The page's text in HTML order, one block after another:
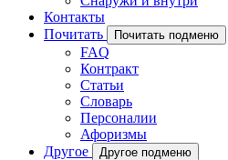
Контакты
Почитать
Почитать подменю
FAQ
Контракт
Статьи
Словарь
Персоналии
Афоризмы
Другое
Другое подменю